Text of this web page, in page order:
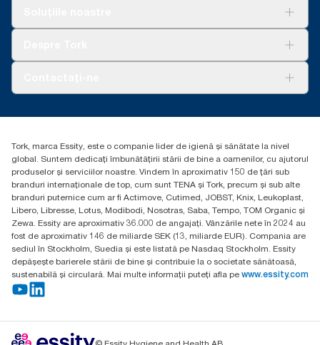
Essity Hungary Kft. Professional Hygiene
Budakeszi út 51.
Tork, marca Essity, este o companie lider de igienă și sănătate la nivel
global. Suntem dedicați îmbunătățirii stării de bine a oamenilor, cu ajutorul
produselor și serviciilor noastre. Vindem în aproximativ 150 de țări sub
branduri internaționale de top, cum sunt TENA și Tork, precum și sub alte
branduri puternice cum ar fi Actimove, Cutimed, JOBST, Knix, Leukoplast,
Libero, Libresse, Lotus, Modibodi, Nosotras, Saba, Tempo, TOM Organic și
Zewa. Essity are aproximativ 36.000 de angajați. Vânzările nete în 2024 au
fost de aproximativ 146 de miliarde SEK (13, miliarde EUR). Compania are
sediul în Stockholm, Suedia și este listată pe Nasdaq Stockholm. Essity
depășește barierele stării de bine și contribuie la o societate sănătoasă,
sustenabilă și circulară. Mai multe informații puteți afla pe www.essity.com